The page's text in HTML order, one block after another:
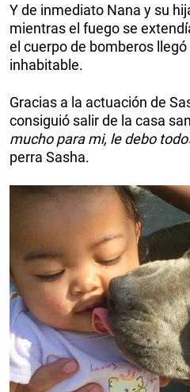
Y de inmediato Nana y su
mientras el fuego se
el cuerpo de bomberos llegó
inhabitable.
Gracias a la actuación de
consiguió salir de la casa
mucho para mi, le debo
perra Sasha.